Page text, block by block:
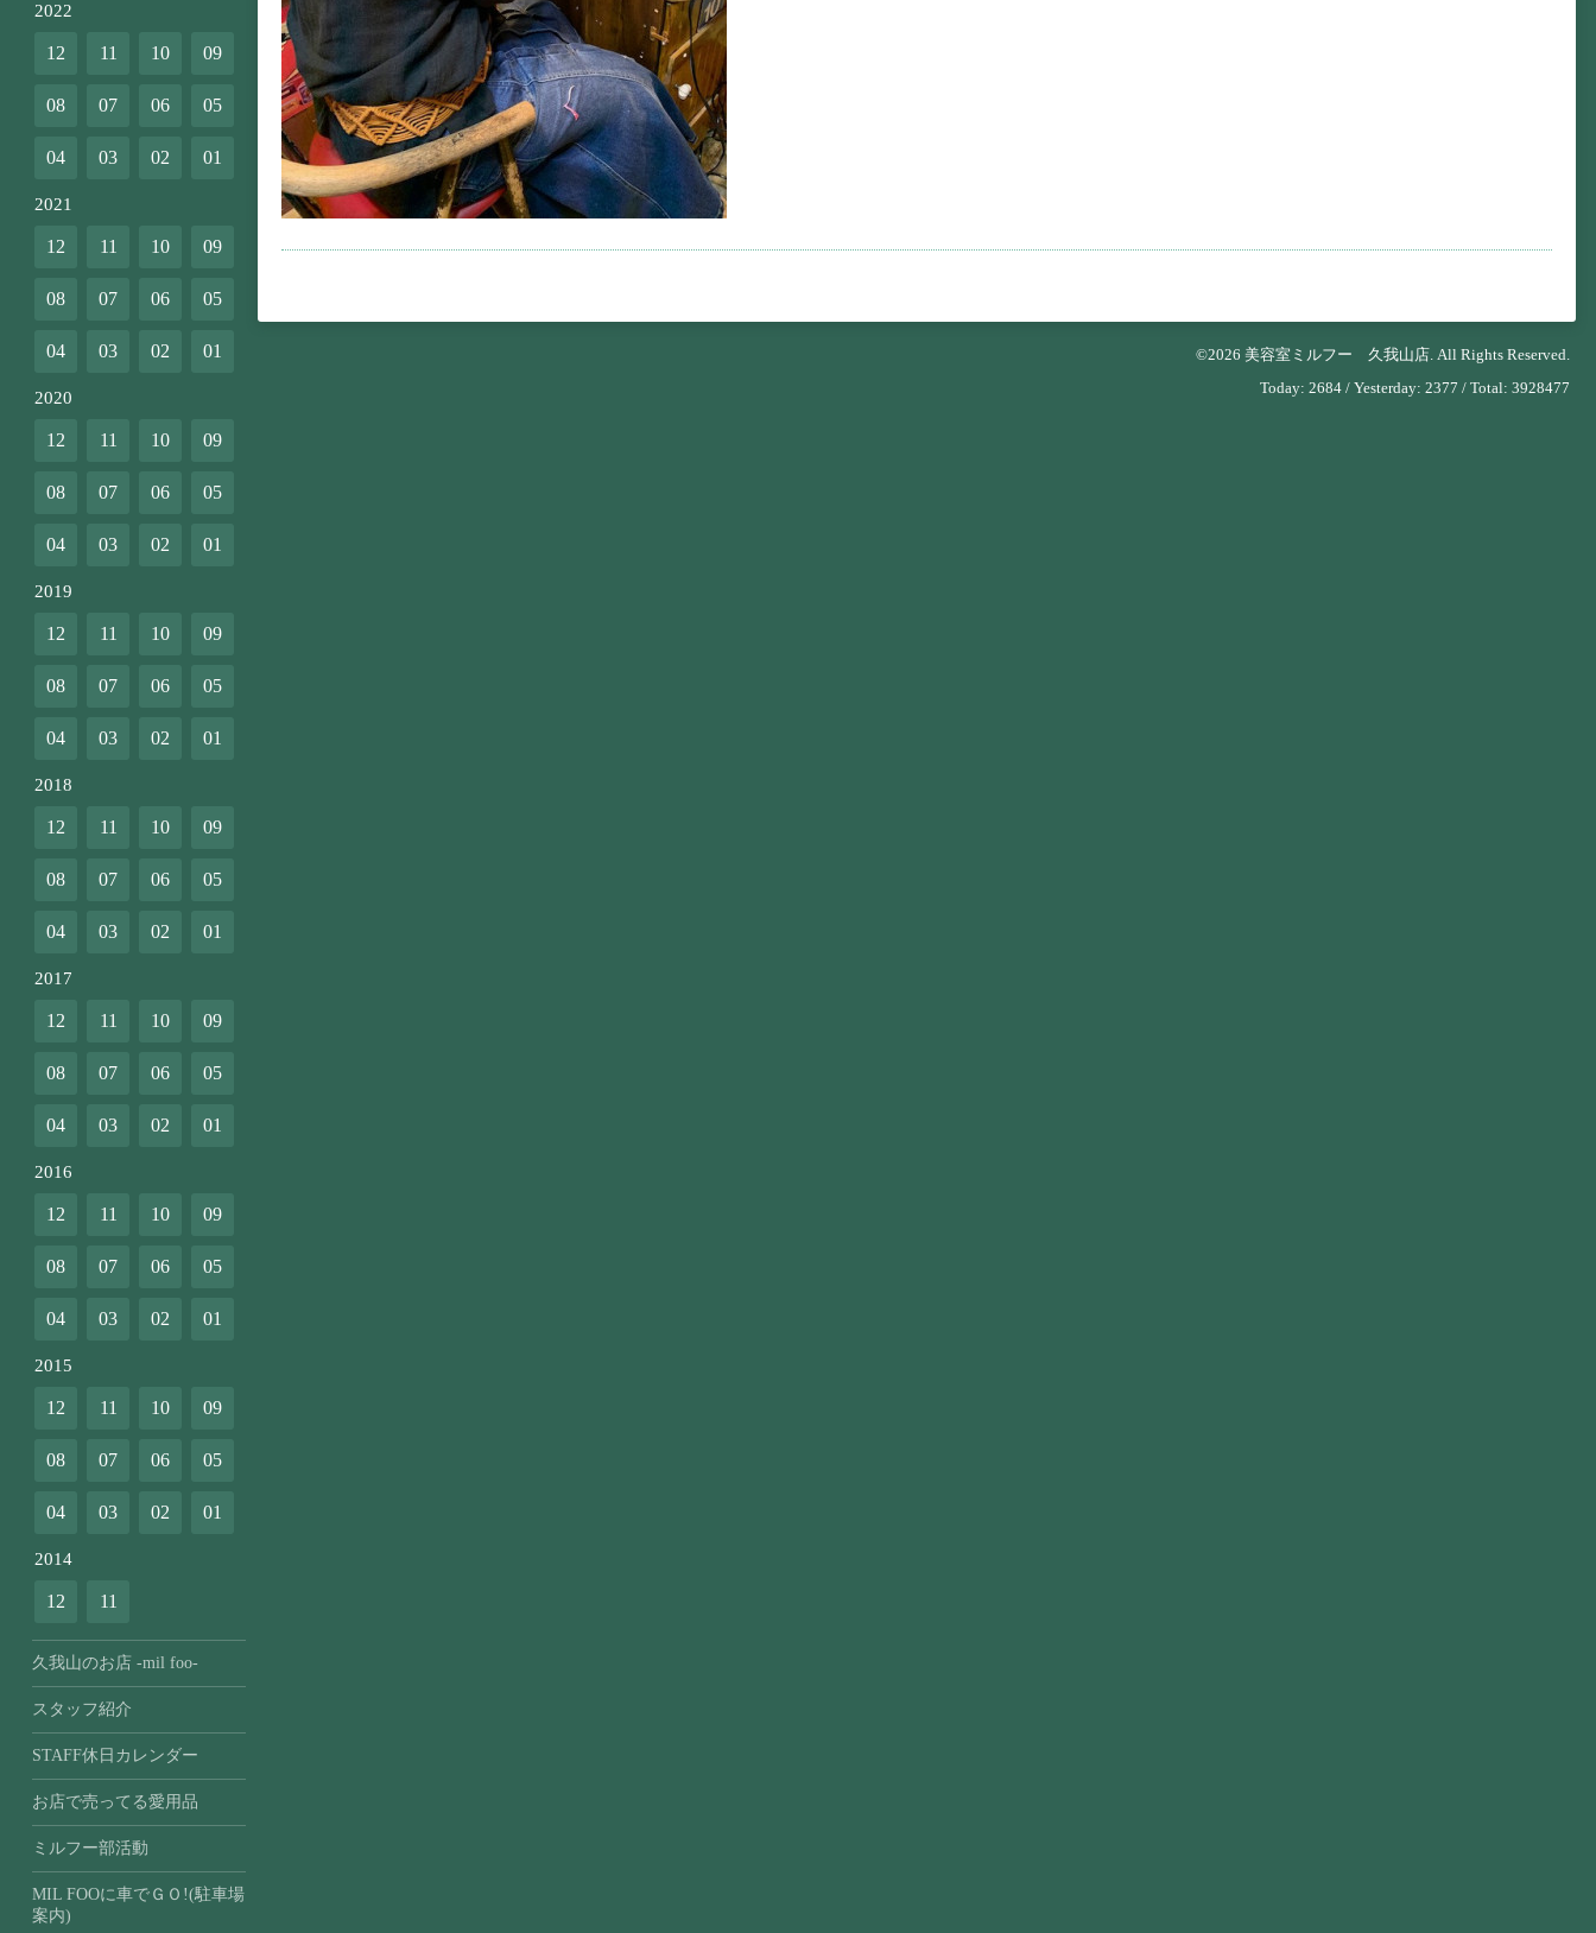
©2026 美容室ミルフー 久我山店 . All Rights Reserved.
Today: 2684 / Yesterday: 2377 / Total: 3928477
2022
12 11 10 09
08 07 06 05
04 03 02 01
2021
12 11 10 09
08 07 06 05
04 03 02 01
2020
12 11 10 09
08 07 06 05
04 03 02 01
2019
12 11 10 09
08 07 06 05
04 03 02 01
2018
12 11 10 09
08 07 06 05
04 03 02 01
2017
12 11 10 09
08 07 06 05
04 03 02 01
2016
12 11 10 09
08 07 06 05
04 03 02 01
2015
12 11 10 09
08 07 06 05
04 03 02 01
2014
12 11
久我山のお店 -mil foo-
スタッフ紹介
STAFF休日カレンダー
お店で売ってる愛用品
ミルフー部活動
MIL FOOに車でＧＯ!(駐車場
案内)